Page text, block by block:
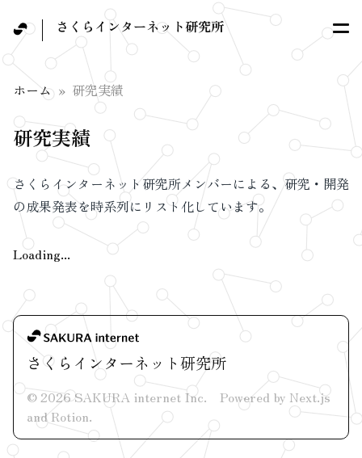
さくらインターネット研究所
ホーム 研究実績
研究実績
さくらインターネット研究所メンバーによる、研究・開発
の成果発表を時系列にリスト化しています。
Loading...
さくらインターネット研究所
©2026SAKURA internet Inc.
Powered by Next.js
and Rotion.